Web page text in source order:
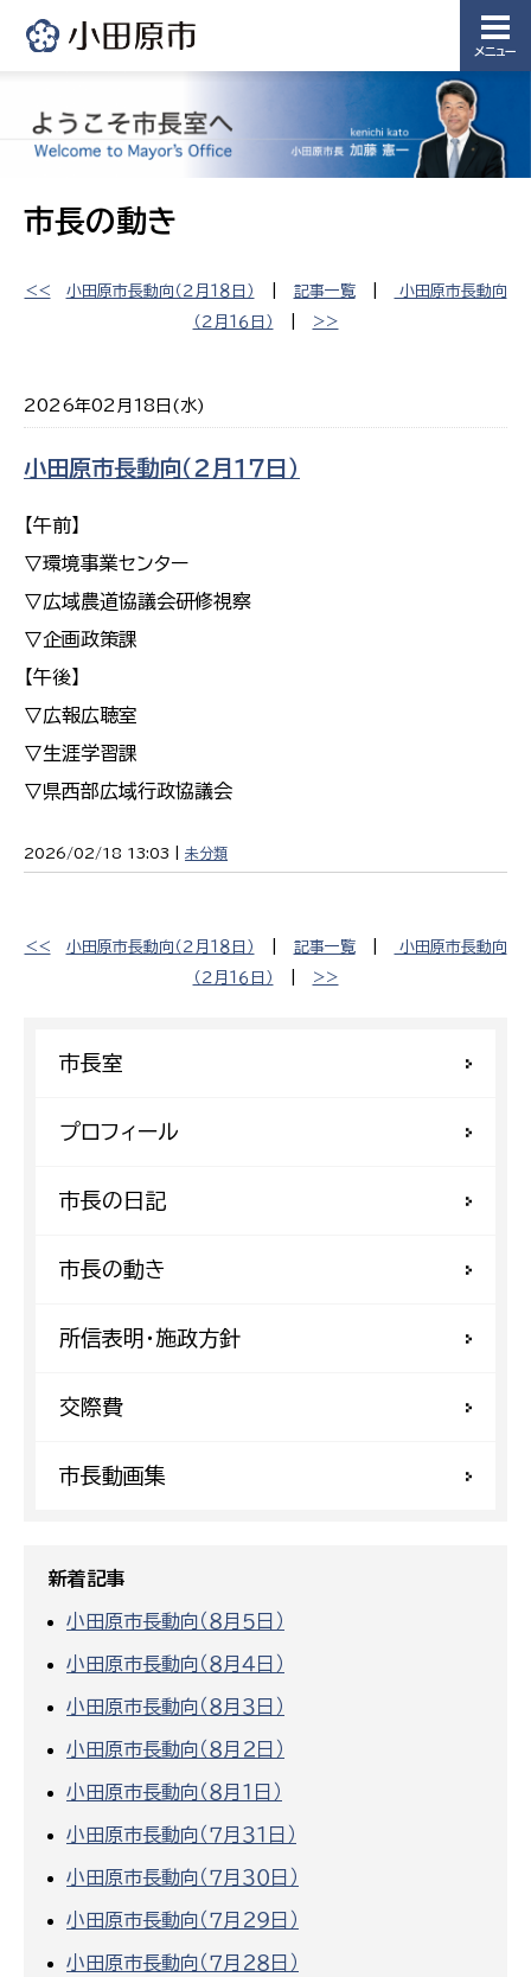
メニュー
市長の動き
<< 小田原市長動向（２月１８日） 記事一覧|
小田原市長動向
（２月１６日）
>>
2026年02月18日(水)
小田原市長動向（２月１７日）
【午前】
▽環境事業センター
▽広域農道協議会研修視察
▽企画政策課
【午後】
▽広報広聴室
▽生涯学習課
▽県西部広域行政協議会
2026/02/18 13:03 | 未分類
<< 小田原市長動向（２月１８日） 記事一覧|
小田原市長動向
（２月１６日）
>>
市長室
プロフィール
市長の日記
市長の動き
所信表明・施政方針
交際費
市長動画集
新着記事
小田原市長動向（８月５日）
小田原市長動向（８月４日）
小田原市長動向（８月３日）
小田原市長動向（８月２日）
小田原市長動向（８月１日）
小田原市長動向（７月３１日）
小田原市長動向（７月３０日）
小田原市長動向（７月２９日）
小田原市長動向（７月２８日）